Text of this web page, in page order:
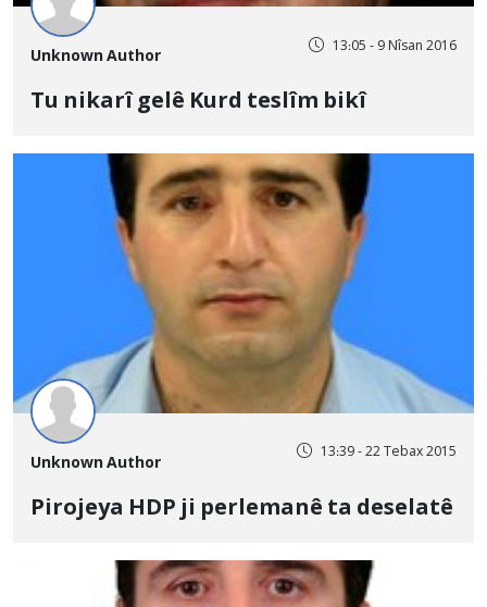
Unknown Author
13:05 - 9 Nîsan 2016
Tu nikarî gelê Kurd teslîm bikî
Unknown Author
13:39 - 22 Tebax 2015
Pirojeya HDP ji perlemanê ta deselatê